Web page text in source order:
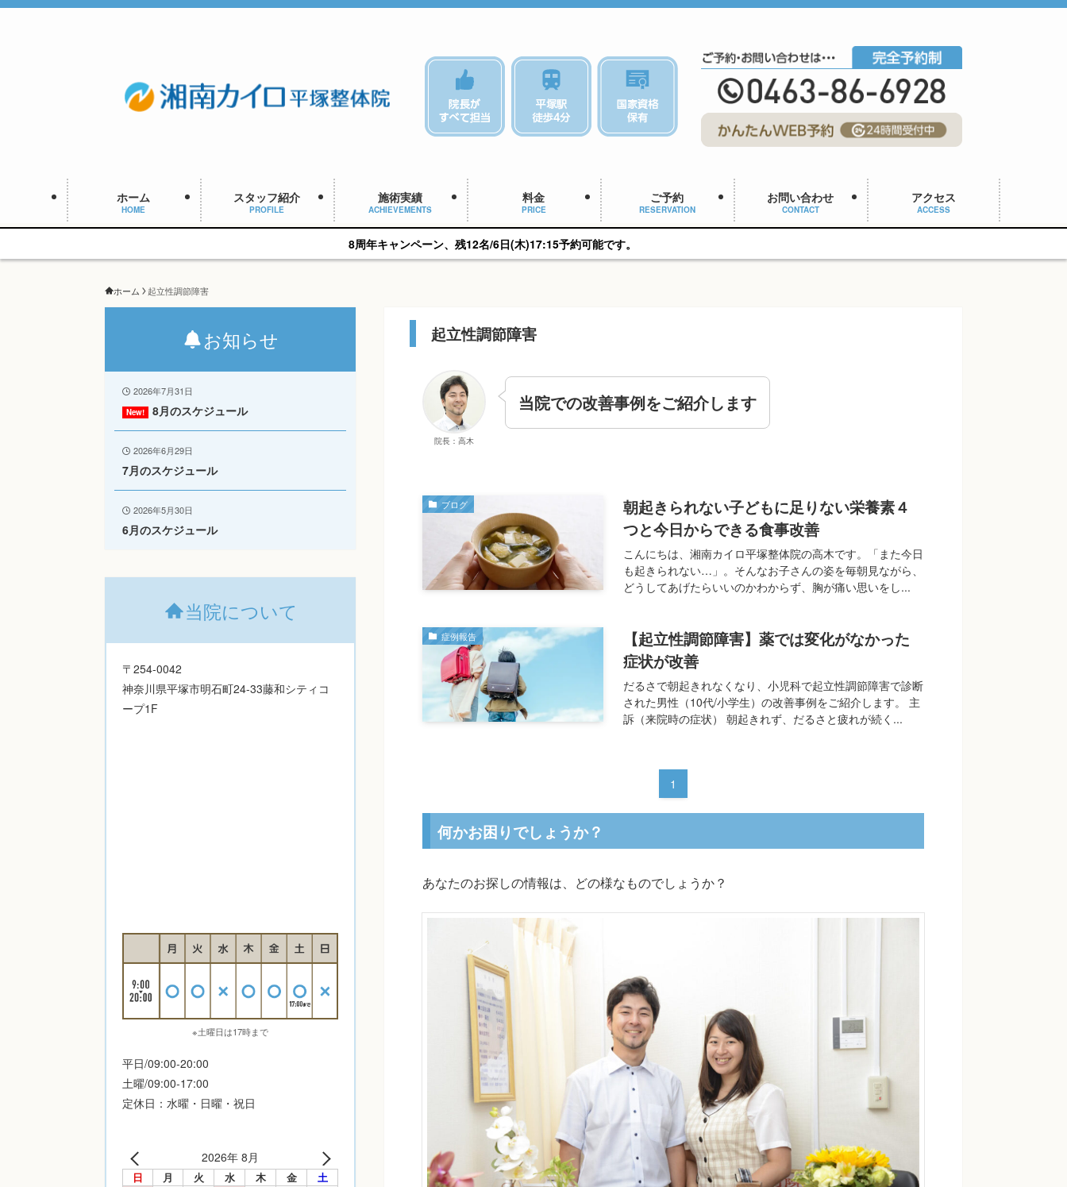
ホーム
HOME
スタッフ紹介
PROFILE
施術実績
ACHIEVEMENTS
料金
PRICE
ご予約
RESERVATION
お問い合わせ
CONTACT
アクセス
ACCESS
8周年キャンペーン、残12名/6日(木)17:15予約可能です。
ホーム 起立性調節障害
起立性調節障害
院長：高木
当院での改善事例をご紹介します
ブログ
朝起きられない子どもに足りない栄養素４
つと今日からできる食事改善
こんにちは、湘南カイロ平塚整体院の高木です。「また今日
も起きられない…」。そんなお子さんの姿を毎朝見ながら、
どうしてあげたらいいのかわからず、胸が痛い思いをし...
症例報告
【起立性調節障害】薬では変化がなかった
症状が改善
だるさで朝起きれなくなり、小児科で起立性調節障害で診断
された男性（10代/小学生）の改善事例をご紹介します。 主
訴（来院時の症状） 朝起きれず、だるさと疲れが続く...
1
何かお困りでしょうか？
あなたのお探しの情報は、どの様なものでしょうか？
お知らせ
2026年7月31日
8月のスケジュール
2026年6月29日
7月のスケジュール
2026年5月30日
6月のスケジュール
当院について
〒254-0042
神奈川県平塚市明石町24-33藤和シティコ
ープ1F
※土曜日は17時まで
平日/09:00-20:00
土曜/09:00-17:00
定休日：水曜・日曜・祝日
2026年 8月
日 月 火 水 木 金 土